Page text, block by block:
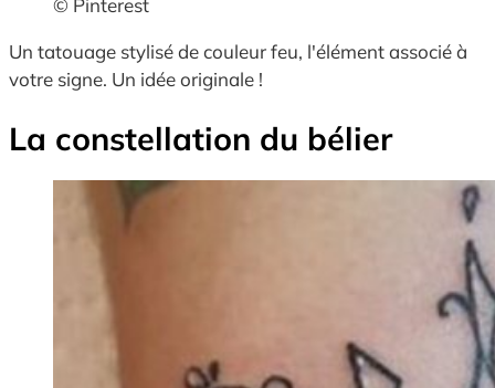
© Pinterest
Un tatouage stylisé de couleur feu, l'élément associé à
votre signe. Un idée originale !
La constellation du bélier